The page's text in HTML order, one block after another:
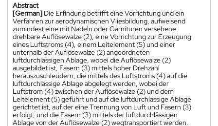
Abstract
[German] Die Erfindung betrifft eine Vorrichtung und ein
Verfahren zur aerodynamischen Vliesbildung, aufweisend
zumindest eine mit Nadeln oder Garnituren versehene
drehbare Auflösewalze (2), eine Vorrichtung zur Erzeugung
eines Luftstroms (4), einem Leitelement (5) und einer
unterhalb der Auflösewalze (2) angeordneten
luftdurchlässigen Ablage, wobei die Auflösewalze (2)
ausgebildet ist, Fasern (3) mittels hoher Drehzahl
herauszuschleudern, die mittels des Luftstroms (4) auf die
luftdurchlässige Ablage abgelegt werden, wobei der
Luftstrom (4) zwischen der Auflösewalze (2) und dem
Leitelement (5) geführt und auf die luftdurchlässige Ablage
gerichtet ist, auf der eine Trennung von Luft und Fasern (3)
erfolgt, und die Fasern (3) mittels der luftdurchlässigen
Ablage von der Auflösewalze (2) wegtransportiert werden.